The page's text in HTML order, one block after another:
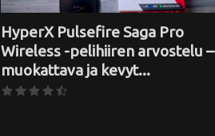
HyperX Pulsefire Saga Pro
Wireless -pelihiiren arvostelu –
muokattava ja kevyt...